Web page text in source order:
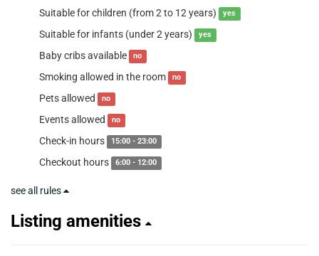
Suitable for children (from 2 to 12 years) yes
Suitable for infants (under 2 years) yes
Baby cribs available no
Smoking allowed in the room no
Pets allowed no
Events allowed no
Check-in hours 15:00 - 23:00
Checkout hours 6:00 - 12:00
see all rules
Listing amenities